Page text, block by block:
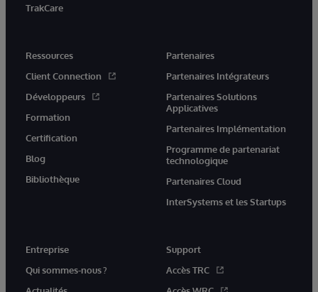
TrakCare
Ressources
Client Connection
Développeurs
Formation
Certification
Blog
Bibliothèque
Partenaires
Partenaires Intégrateurs
Partenaires Solutions
Applicatives
Partenaires Implémentation
Programme de partenariat
technologique
Partenaires Cloud
InterSystems et les Startups
Entreprise
Qui sommes-nous ?
Support
Accès TRC